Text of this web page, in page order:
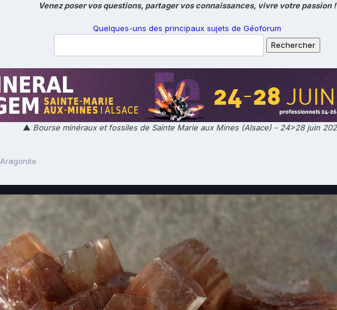
Venez poser vos questions, partager vos connaissances, vivre votre passion !
Quelques-uns des principaux sujets de Géoforum
▲ Bourse minéraux et fossiles de Sainte Marie aux Mines (Alsace) - 24>28 juin
Aragonite